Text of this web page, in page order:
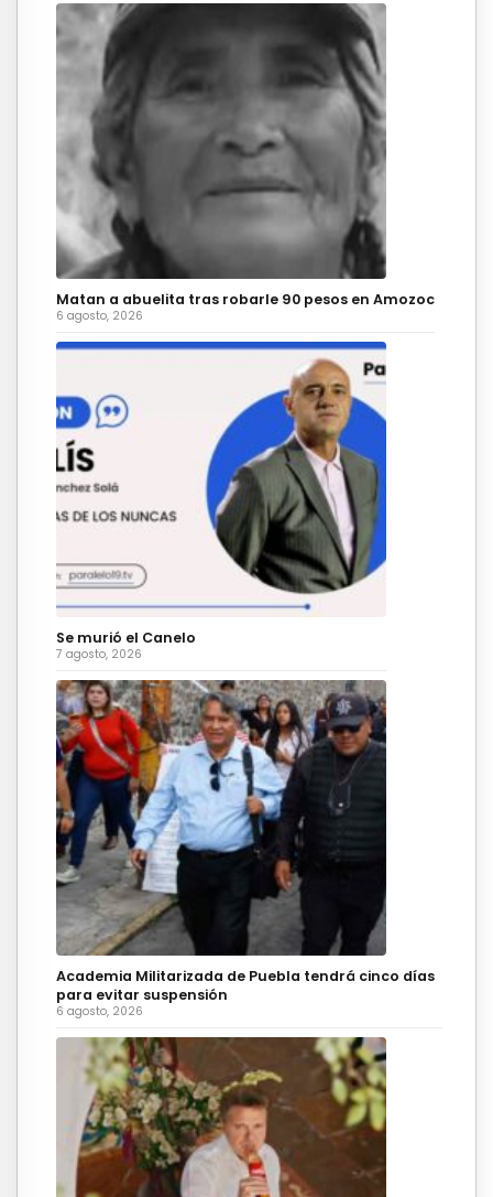
Matan a abuelita tras robarle 90 pesos en Amozoc
6 agosto, 2026
Se murió el Canelo
7 agosto, 2026
Academia Militarizada de Puebla tendrá cinco días
para evitar suspensión
6 agosto, 2026